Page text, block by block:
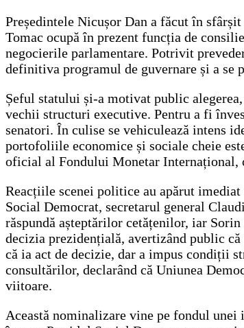
Președintele Nicușor Dan a făcut în
Tomac ocupă în prezent funcția de
negocierile parlamentare. Potrivit
definitiva programul de guvernare și a se
Șeful statului și-a motivat public
vechii structuri executive. Pentru a fi
senatori. În culise se vehiculează intens
portofoliile economice și sociale cheie
oficial al Fondului Monetar Internațional,
Reacțiile scenei politice au apărut
Social Democrat, secretarul general
răspundă așteptărilor cetățenilor, iar
decizia prezidențială, avertizând public
că ia act de decizie, dar a impus condiții
consultărilor, declarând că Uniunea
viitoare.
Această nominalizare vine pe fondul